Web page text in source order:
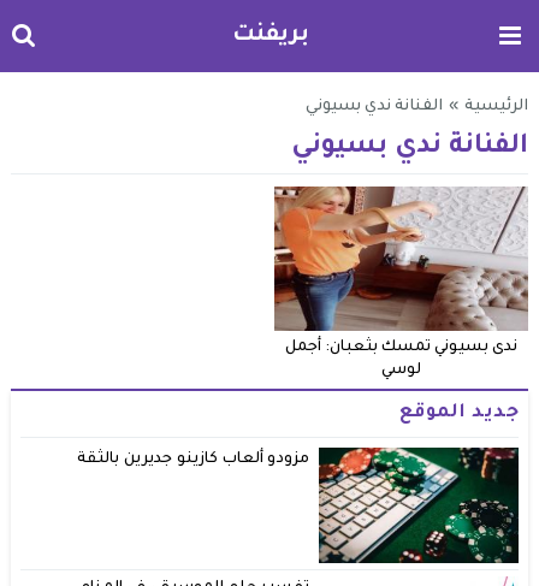
بريفنت
الرئيسية » الفنانة ندي بسيوني
الفنانة ندي بسيوني
ندى بسيوني تمسك بثعبان: أجمل
لوسي
جديد الموقع
مزودو ألعاب كازينو جديرين بالثقة